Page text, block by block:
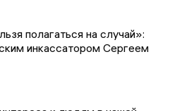
полагаться на случай»:
инкассатором Сергеем